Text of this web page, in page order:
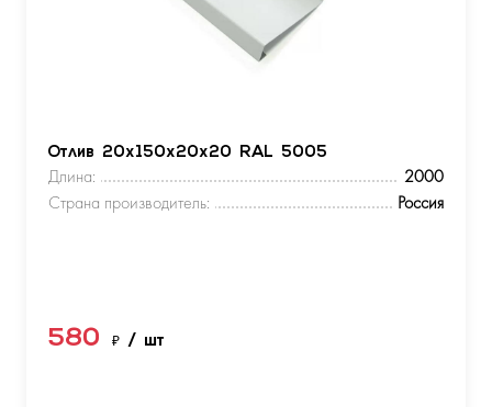
Отлив 20х150х20х20 RAL 5005
Длина:
2000
Страна производитель:
Россия
580 ₽ / шт